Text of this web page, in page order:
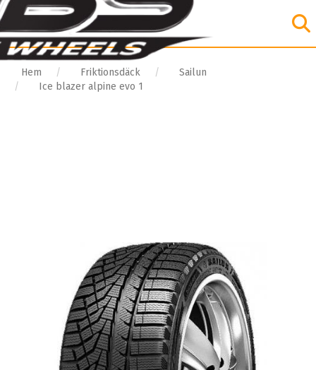
Hem Friktionsdäck
Sailun
Ice blazer alpine evo 1